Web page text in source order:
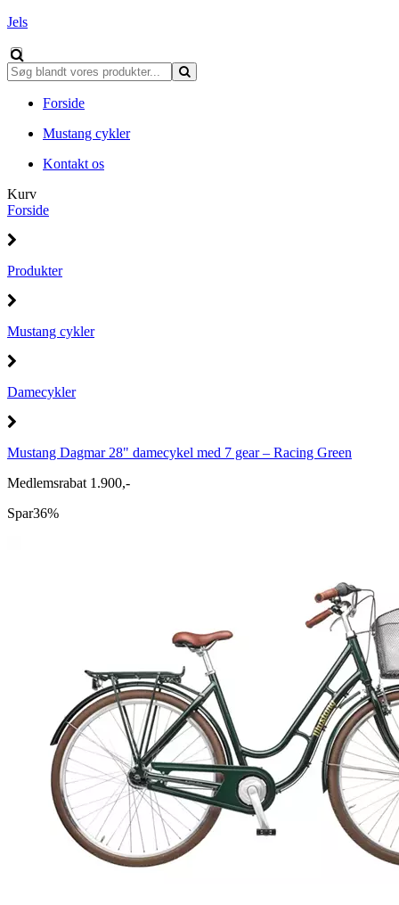
Jels
Forside
Mustang cykler
Kontakt os
Kurv
Forside
Produkter
Mustang cykler
Damecykler
Mustang Dagmar 28" damecykel med 7 gear – Racing Green
Medlemsrabat 1.900,-
Spar36%